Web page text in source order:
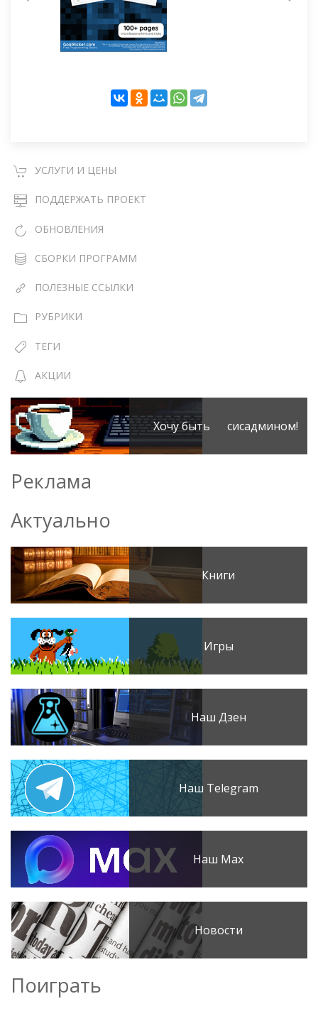
УСЛУГИ И ЦЕНЫ
ПОДДЕРЖАТЬ ПРОЕКТ
ОБНОВЛЕНИЯ
СБОРКИ ПРОГРАММ
ПОЛЕЗНЫЕ ССЫЛКИ
РУБРИКИ
ТЕГИ
АКЦИИ
Хочу быть сисадмином!
Реклама
Актуально
Книги
Игры
Наш Дзен
Наш Telegram
Наш Max
Новости
Поиграть